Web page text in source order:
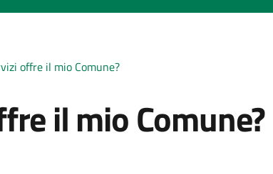
offre il mio Comune?
il mio Comune?